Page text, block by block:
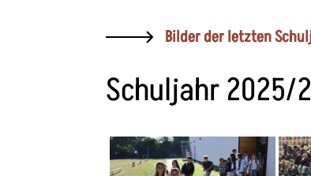
Bilder der letzten
Schuljahr 2025/